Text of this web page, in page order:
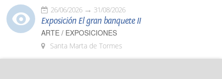
26/06/2026 31/08/2026
Exposición El gran banquete II
ARTE / EXPOSICIONES
Santa Marta de Tormes